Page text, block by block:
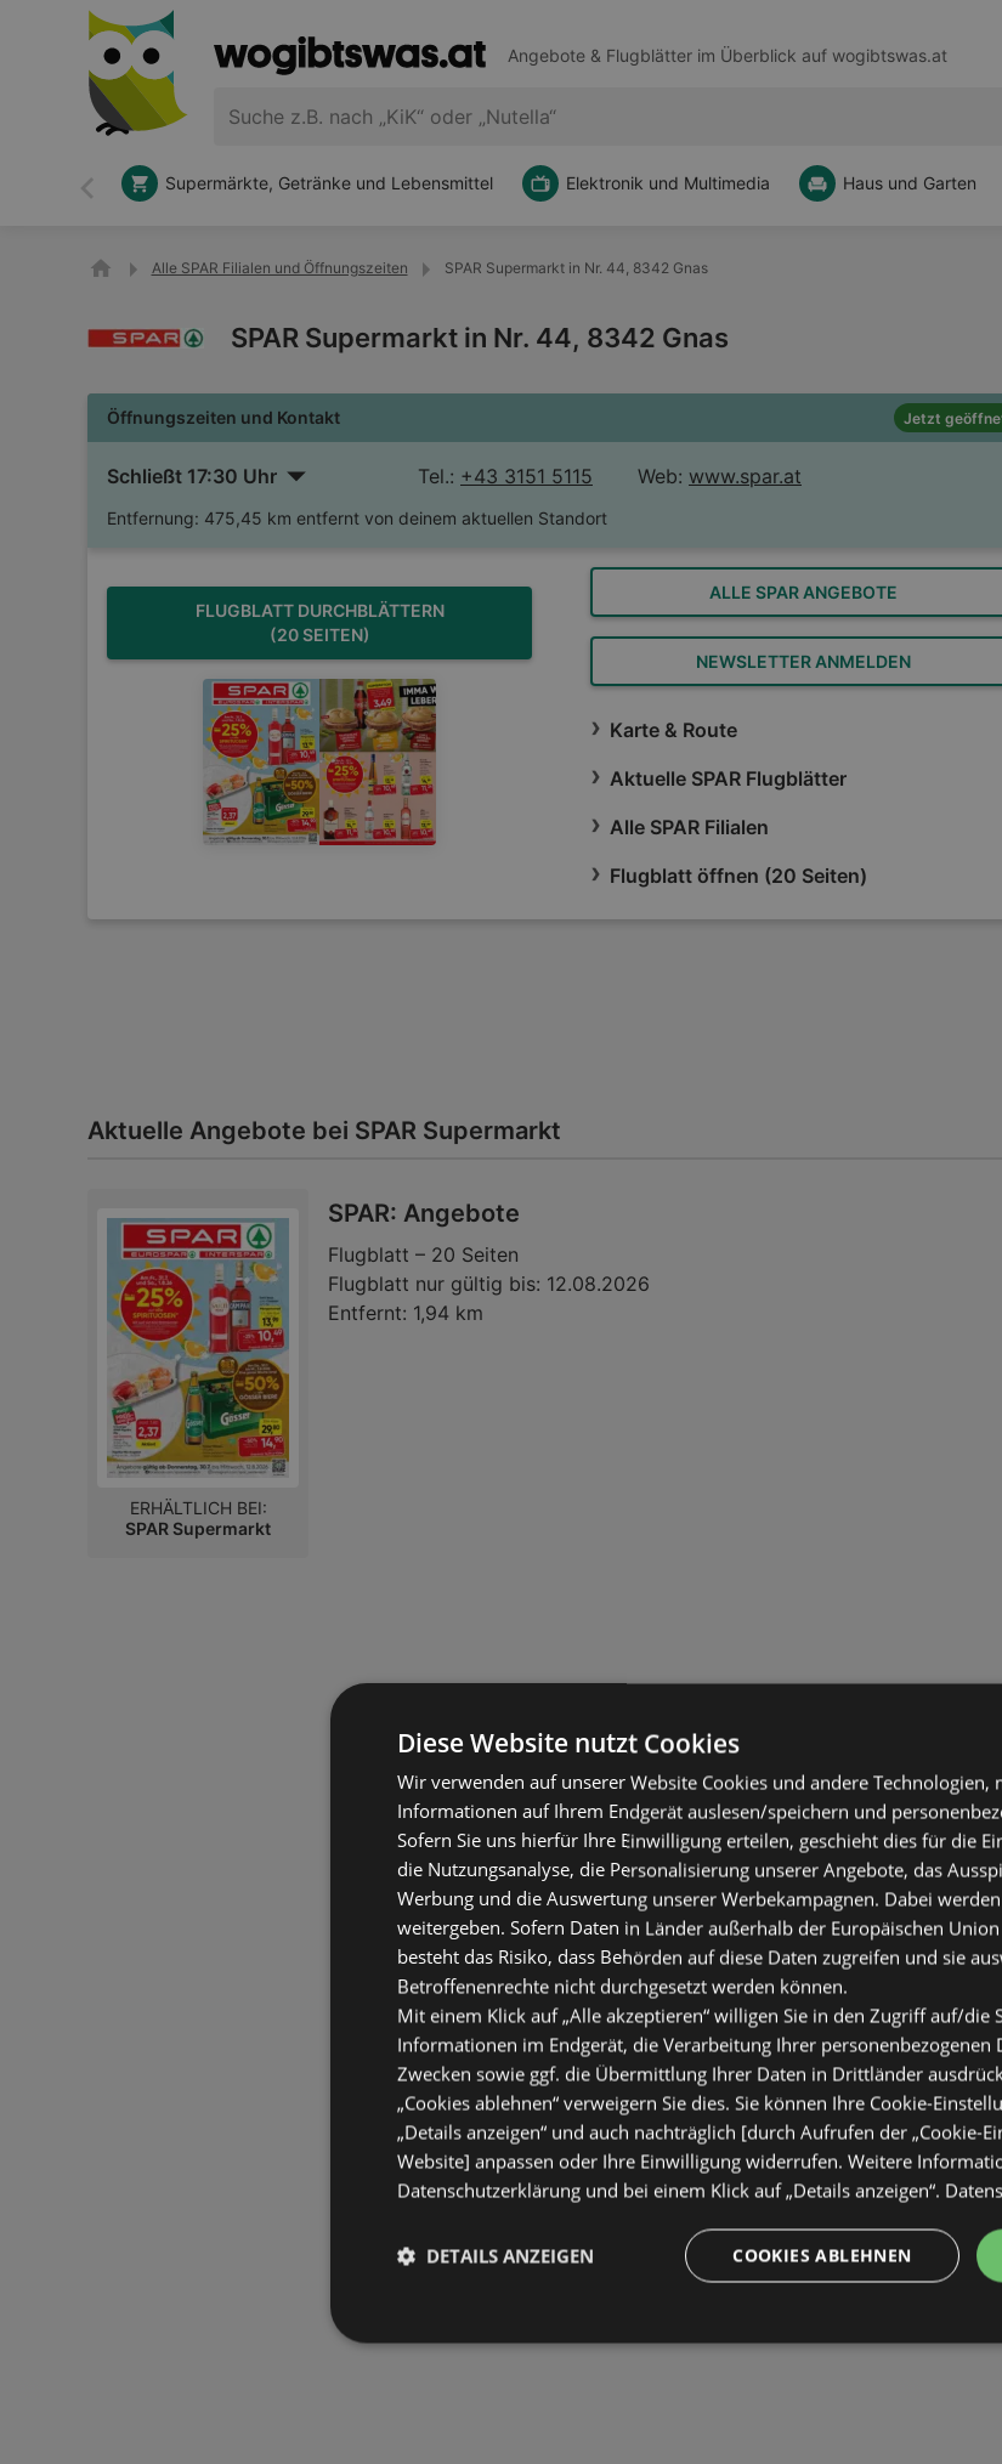
Angebote & Flugblätter im Überblick auf wogibtswas.at
Zurück
Supermärkte, Getränke und Lebensmittel Elektronik und Multimedia Haus und Garten
Alle SPAR Filialen und Öffnungszeiten SPAR Supermarkt in Nr. 44, 8342 Gnas
SPAR Supermarkt in Nr. 44, 8342 Gnas
Öffnungszeiten und Kontakt Jetzt
Schließt 17:30 Uhr Tel.: +43 3151 5115 Web: www.spar.at
Entfernung: 475,45 km entfernt von deinem aktuellen Standort
FLUGBLATT DURCHBLÄTTERN
(20 SEITEN)
ALLE SPAR ANGEBOTE
NEWSLETTER ANMELDEN
Karte & Route
Aktuelle SPAR Flugblätter
Alle SPAR Filialen
Flugblatt öffnen (20 Seiten)
Aktuelle Angebote bei SPAR Supermarkt
SPAR: Angebote
Flugblatt – 20 Seiten
Flugblatt nur gültig bis: 12.08.2026
Entfernt: 1,94 km
ERHÄLTLICH BEI:
SPAR Supermarkt
Diese Website nutzt Cookies
Wir verwenden auf unserer Website Cookies und andere Technologien,
Informationen auf Ihrem Endgerät auslesen/speichern und
Sofern Sie uns hierfür Ihre Einwilligung erteilen, geschieht dies für die
die Nutzungsanalyse, die Personalisierung unserer Angebote, das
Werbung und die Auswertung unserer Werbekampagnen. Dabei
weitergeben. Sofern Daten in Länder außerhalb der Europäischen
besteht das Risiko, dass Behörden auf diese Daten zugreifen und sie
Betroffenenrechte nicht durchgesetzt werden können.
Mit einem Klick auf „Alle akzeptieren“ willigen Sie in den Zugriff auf/die
Informationen im Endgerät, die Verarbeitung Ihrer personenbezogenen
Zwecken sowie ggf. die Übermittlung Ihrer Daten in Drittländer
„Cookies ablehnen“ verweigern Sie dies. Sie können Ihre Cookie-
„Details anzeigen“ und auch nachträglich [durch Aufrufen der „Cookie-
Website] anpassen oder Ihre Einwilligung widerrufen. Weitere
Datenschutzerklärung und bei einem Klick auf „Details anzeigen“.
COOKIES ABLEHNEN
DETAILS ANZEIGEN